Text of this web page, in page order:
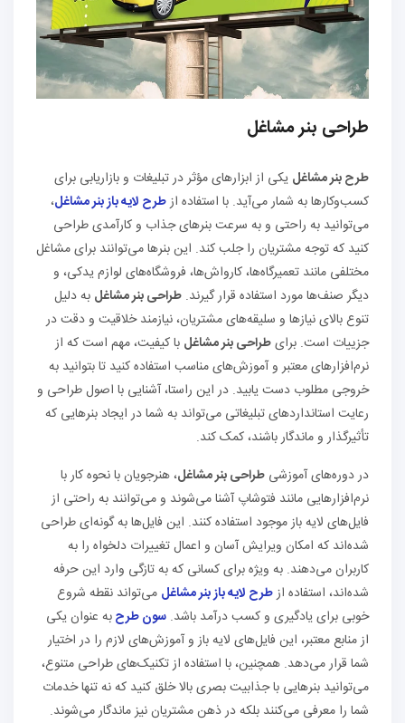
طراحی بنر مشاغل
طرح بنر مشاغل یکی از ابزارهای مؤثر در تبلیغات و بازاریابی برای
کسب‌وکارها به شمار می‌آید. با استفاده ازطرح لایه باز بنر مشاغل،
می‌توانید به راحتی و به سرعت بنرهای جذاب و کارآمدی طراحی
کنید که توجه مشتریان را جلب کند. این بنرها می‌توانند برای مشاغل
مختلفی مانند تعمیرگاه‌ها، کارواش‌ها، فروشگاه‌های لوازم یدکی، و
دیگر صنف‌ها مورد استفاده قرار گیرند. طراحی بنر مشاغل به دلیل
تنوع بالای نیازها و سلیقه‌های مشتریان، نیازمند خلاقیت و دقت در
جزییات است. برایطراحی بنر مشاغل با کیفیت، مهم است که از
نرم‌افزارهای معتبر و آموزش‌های مناسب استفاده کنید تا بتوانید به
خروجی مطلوب دست یابید. در این راستا، آشنایی با اصول طراحی و
رعایت استانداردهای تبلیغاتی می‌تواند به شما در ایجاد بنرهایی که
تأثیرگذار و ماندگار باشند، کمک کند.
در دوره‌های آموزشی طراحی بنر مشاغل، هنرجویان با نحوه کار با
نرم‌افزارهایی مانند فتوشاپ آشنا می‌شوند و می‌توانند به راحتی از
فایل‌های لایه باز موجود استفاده کنند. این فایل‌ها به گونه‌ای طراحی
شده‌اند که امکان ویرایش آسان و اعمال تغییرات دلخواه را به
کاربران می‌دهند. به ویژه برای کسانی که به تازگی وارد این حرفه
شده‌اند، استفاده ازطرح لایه باز بنر مشاغل می‌تواند نقطه شروع
خوبی برای یادگیری و کسب درآمد باشد. سون طرحبه عنوان یکی
از منابع معتبر، این فایل‌های لایه باز و آموزش‌های لازم را در اختیار
شما قرار می‌دهد. همچنین، با استفاده از تکنیک‌های طراحی متنوع،
می‌توانید بنرهایی با جذابیت بصری بالا خلق کنید که نه تنها خدمات
شما را معرفی می‌کنند بلکه در ذهن مشتریان نیز ماندگار می‌شوند.